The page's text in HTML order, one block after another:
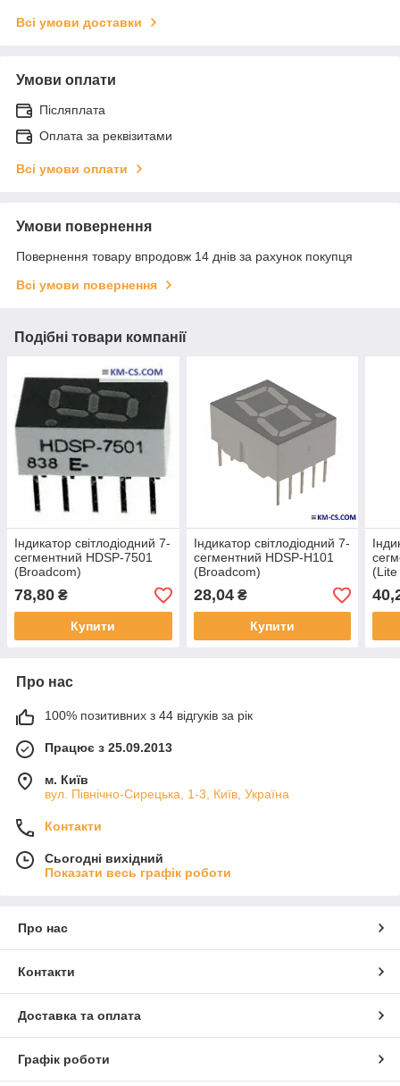
Всі умови доставки
Умови оплати
Післяплата
Оплата за реквізитами
Всі умови оплати
Умови повернення
Повернення товару впродовж 14 днів за рахунок покупця
Всі умови повернення
Подібні товари компанії
Індикатор світлодіодний 7-
сегментний HDSP-7501
(Broadcom)
78,80 ₴
Купити
Індикатор світлодіодний 7-
сегментний HDSP-H101
(Broadcom)
28,04₴
Купити
Про нас
100% позитивних з 44 відгуків за рік
Працює з 25.09.2013
м. Київ
вул. Північно-Сирецька, 1-3, Київ, Україна
Контакти
Сьогодні вихідний
Показати весь графік роботи
Про нас
Контакти
Доставка та оплата
Графік роботи